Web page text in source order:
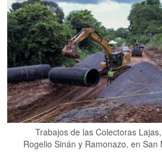
Trabajos de las Colectoras
Rogelio Sinán y Ramonazo, en